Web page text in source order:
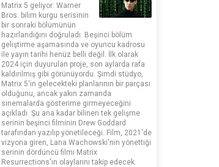
Matrix 5 geliyor: Warner
Bros. bilim kurgu serisinin
bir sonraki bölümünün
hazırlandığını doğruladı. Beşinci bölüm
geliştirme aşamasında ve oyuncu kadrosu
ile yayın tarihi henüz belli değil. İlk olarak
2024 için duyurulan proje, son aylarda rafa
kaldırılmış gibi görünüyordu. Şimdi stüdyo,
Matrix 5'in gelecekteki planlarının bir parçası
olduğunu, ancak yakın zamanda
sinemalarda gösterime girmeyeceğini
açıkladı. Şu ana kadar bilinen tek gelişme
serinin beşinci filminin Drew Goddard
tarafından yazılıp yönetileceği. Film, 2021'de
vizyona giren, Lana Wachowski'nin yönettiği
serinin dördüncü filmi Matrix
Resurrections'ın olaylarını takip edecek.